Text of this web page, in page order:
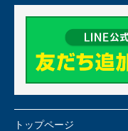
トップページ